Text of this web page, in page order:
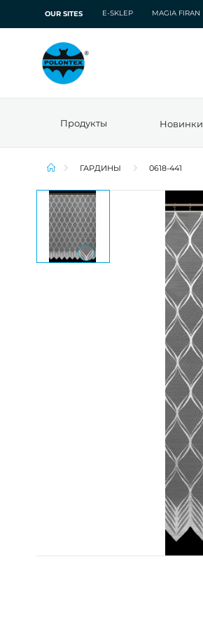
OUR SITES E-SKLEP MAGIA FIRAN
Продукты Новинки
ГАРДИНЫ 0618-441